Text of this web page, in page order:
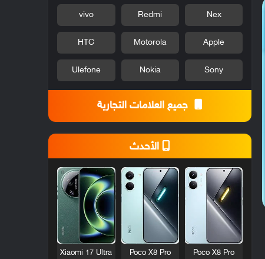
Nex
Redmi
vivo
Apple
Motorola
HTC
Sony
Nokia
Ulefone
جميع العلامات التجارية
الأحدث
Poco X8 Pro
Poco X8 Pro
Xiaomi 17 Ultra